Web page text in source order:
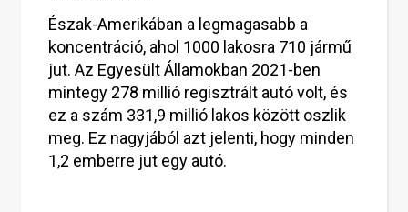
Észak-Amerikában a legmagasabb a
koncentráció, ahol 1000 lakosra 710 jármű
jut. Az Egyesült Államokban 2021-ben
mintegy 278 millió regisztrált autó volt, és
ez a szám 331,9 millió lakos között oszlik
meg. Ez nagyjából azt jelenti, hogy minden
1,2 emberre jut egy autó.